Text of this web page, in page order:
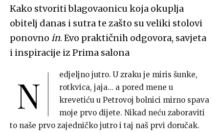
Kako stvoriti blagovaonicu koja okuplja
obitelj danas i sutra te zašto su veliki stolovi
ponovno in. Evo praktičnih odgovora, savjeta
i inspiracije iz Prima salona
N
edjeljno jutro. U zraku je miris šunke,
rotkvica, jaja… a pored mene u
krevetiću u Petrovoj bolnici mirno spava
moje prvo dijete. Nikad neću zaboraviti
to naše prvo zajedničko jutro i taj naš prvi doručak.